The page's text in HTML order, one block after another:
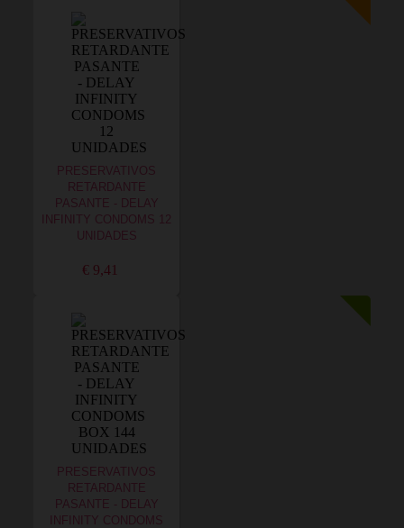
PRESERVATIVOS
RETARDANTE
PASANTE - DELAY
INFINITY CONDOMS 12
UNIDADES
€ 9,41
PRESERVATIVOS
RETARDANTE
PASANTE - DELAY
INFINITY CONDOMS